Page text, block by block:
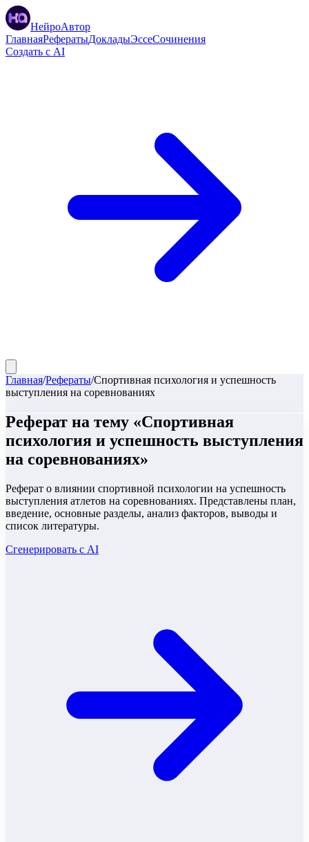
НейроАвтор
ГлавнаяРефератыДокладыЭссеСочинения
Создать с AI
Главная/Рефераты/Спортивная психология и успешность
выступления на соревнованиях
Реферат на тему «Спортивная
психология и успешность выступления
на соревнованиях»
Реферат о влиянии спортивной психологии на успешность
выступления атлетов на соревнованиях. Представлены план,
введение, основные разделы, анализ факторов, выводы и
список литературы.
Сгенерировать с AI